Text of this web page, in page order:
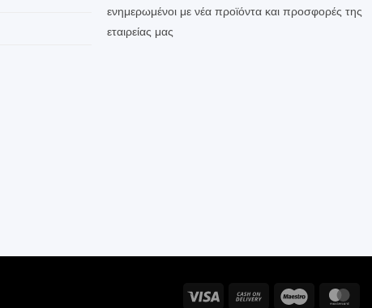
ενημερωμένοι με νέα προϊόντα και προσφορές της
εταιρείας μας
Visa
Cash
Maestro